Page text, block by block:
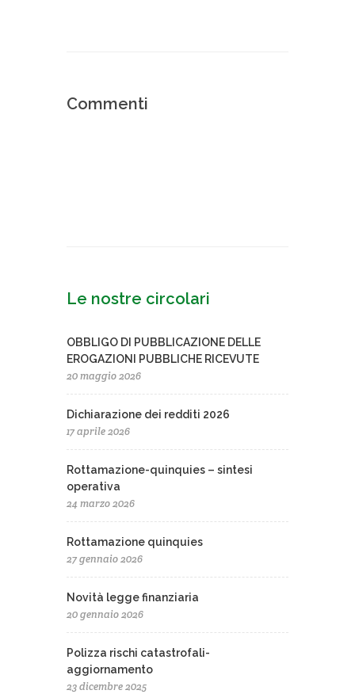
Commenti
Le nostre circolari
OBBLIGO DI PUBBLICAZIONE DELLE
EROGAZIONI PUBBLICHE RICEVUTE
20 maggio 2026
Dichiarazione dei redditi 2026
17 aprile 2026
Rottamazione-quinquies – sintesi
operativa
24 marzo 2026
Rottamazione quinquies
27 gennaio 2026
Novità legge finanziaria
20 gennaio 2026
Polizza rischi catastrofali-
aggiornamento
23 dicembre 2025